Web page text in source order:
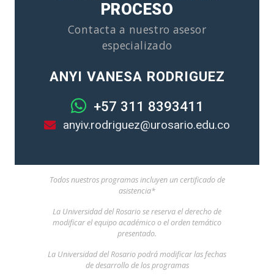
PROCESO
Contacta a nuestro asesor
especializado
ANYI VANESA RODRIGUEZ
+57 311 8393411
anyiv.rodriguez@urosario.edu.co
Todos nuestros programas incluyen un certificado de
asistencia*
La Universidad del Rosario se reserva el derecho de
modificar el equipo académico o el orden temático
presentado.
La Universidad del Rosario podrá modificar las fechas
de desarrollo de los programas